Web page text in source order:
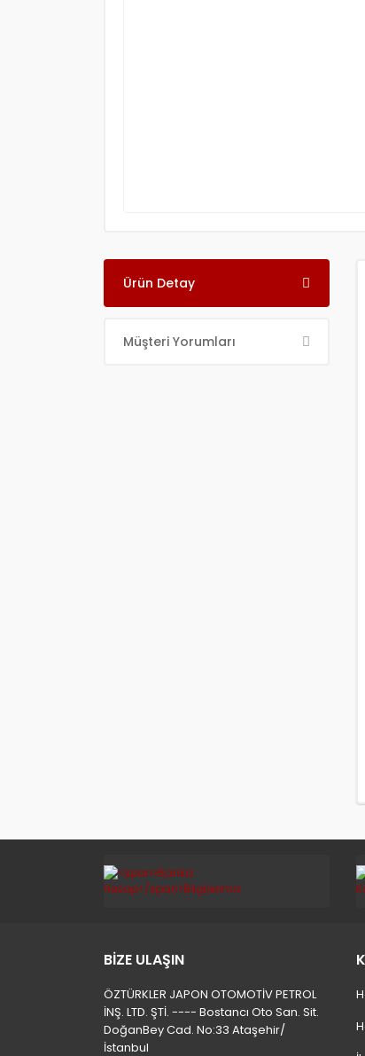
Ürün Detay
Müşteri Yorumları
BİZE ULAŞIN
ÖZTÜRKLER JAPON OTOMOTİV PETROL
İNŞ. LTD. ŞTİ. ---- Bostancı Oto San. Sit.
DoğanBey Cad. No:33 Ataşehir/
İstanbul